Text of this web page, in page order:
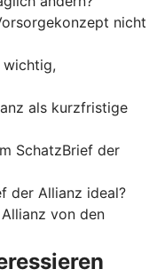
nicht
wichtig,
als kurzfristige
SchatzBrief der
der Allianz ideal?
von den